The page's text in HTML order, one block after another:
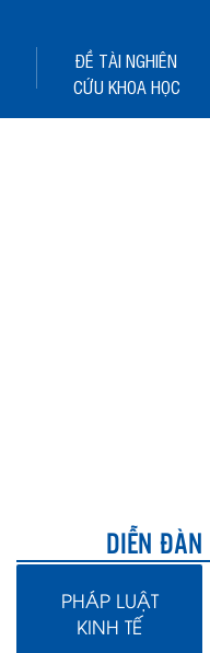
ĐỀ TÀI NGHIÊN
CỨU KHOA HỌC
DIỄN ĐÀN
PHÁP LUẬT
KINH TẾ